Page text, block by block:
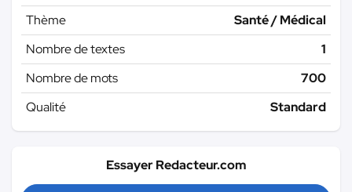
Thème
Santé / Médical
Nombre de textes
1
Nombre de mots
700
Qualité
Standard
Essayer Redacteur.com